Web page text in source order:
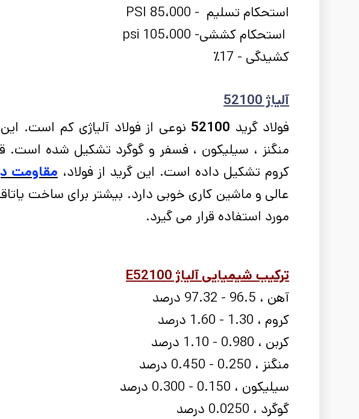
استحکام تسلیم - 85،000
PSI
استحکام کششی- 105،000
psi
کشیدگی - 17٪
آلیاژ 52100
فولاد گرید 52100 نوعی از فولاد آلیاژی کم است.
منگنز ، سیلیکون ، فسفر و گوگرد تشکیل شده است.
کروم تشکیل داده است. این گرید از فولاد، مقاومت
عالی و ماشین کاری خوبی دارد. بیشتر برای ساخت
مورد استفاده قرار می گیرد.
ترکیب شیمیایی آلیاژ E52100
آهن ، 96.5 - 97.32 درصد
کروم ، 1.30 - 1.60 درصد
کربن ، 0.980 - 1.10 درصد
منگنز ، 0.250 - 0.450 درصد
سیلیکون ، 0.150 - 0.300 درصد
گوگرد ، 0.0250 درصد